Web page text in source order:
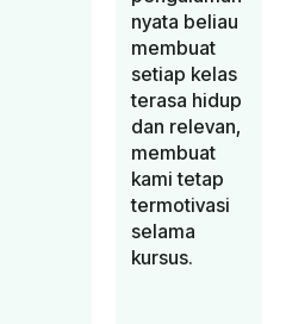
nyata beliau
membuat
setiap kelas
terasa hidup
dan relevan,
membuat
kami tetap
termotivasi
selama
kursus.